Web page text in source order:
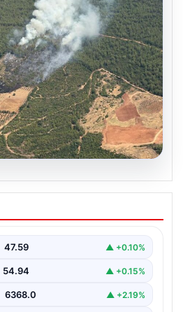
orman yangını
47.59 ▲ +0.10%
54.94 ▲ +0.15%
6368.0 ▲ +2.19%